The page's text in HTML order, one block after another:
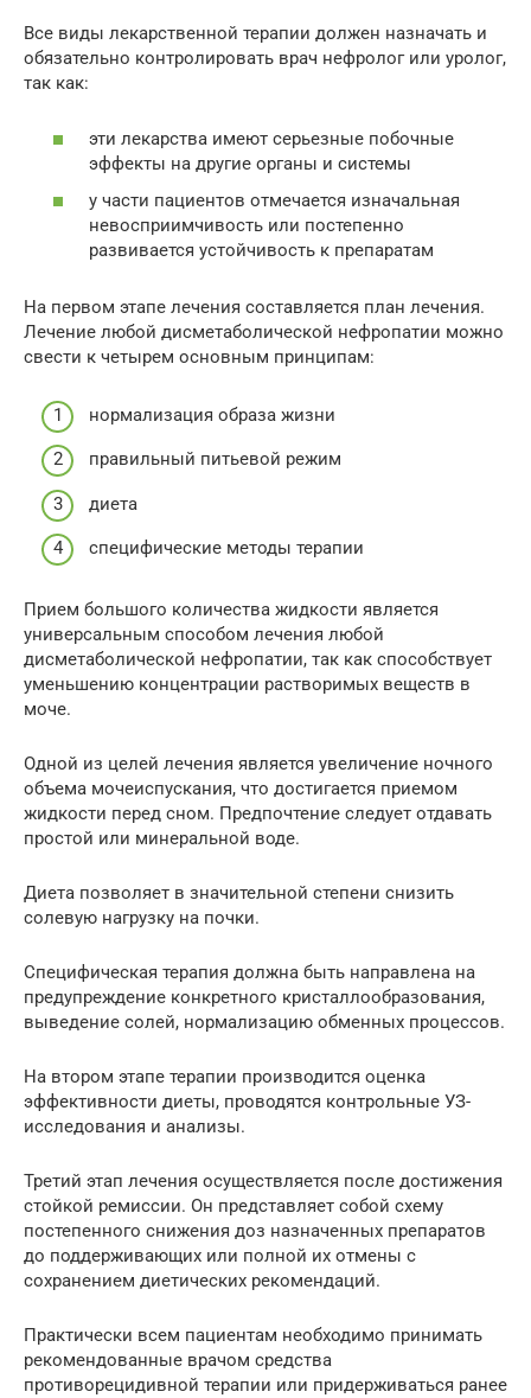
Все виды лекарственной терапии должен назначать и
обязательно контролировать врач нефролог или уролог,
так как:
эти лекарства имеют серьезные побочные
эффекты на другие органы и системы
у части пациентов отмечается изначальная
невосприимчивость или постепенно
развивается устойчивость к препаратам
На первом этапе лечения составляется план лечения.
Лечение любой дисметаболической нефропатии можно
свести к четырем основным принципам:
нормализация образа жизни
правильный питьевой режим
диета
специфические методы терапии
Прием большого количества жидкости является
универсальным способом лечения любой
дисметаболической нефропатии, так как способствует
уменьшению концентрации растворимых веществ в
моче.
Одной из целей лечения является увеличение ночного
объема мочеиспускания, что достигается приемом
жидкости перед сном. Предпочтение следует отдавать
простой или минеральной воде.
Диета позволяет в значительной степени снизить
солевую нагрузку на почки.
Специфическая терапия должна быть направлена на
предупреждение конкретного кристаллообразования,
выведение солей, нормализацию обменных процессов.
На втором этапе терапии производится оценка
эффективности диеты, проводятся контрольные УЗ-
исследования и анализы.
Третий этап лечения осуществляется после достижения
стойкой ремиссии. Он представляет собой схему
постепенного снижения доз назначенных препаратов
до поддерживающих или полной их отмены с
сохранением диетических рекомендаций.
Практически всем пациентам необходимо принимать
рекомендованные врачом средства
противорецидивной терапии или придерживаться ранее